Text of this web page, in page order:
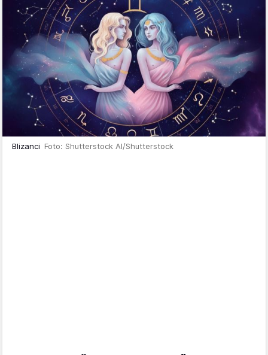
Blizanci Foto: Shutterstock AI/Shutterstock